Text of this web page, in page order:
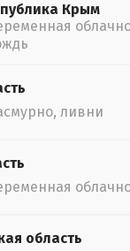
Крым
ливни
область